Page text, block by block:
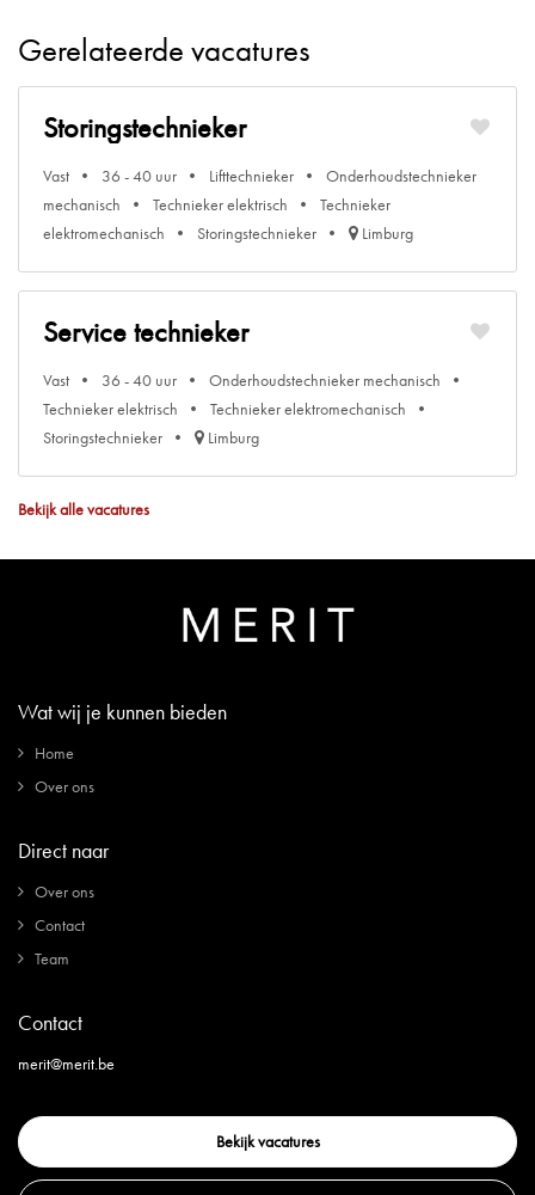
Gerelateerde vacatures
Storingstechnieker
Vast 36 - 40 uur Lifttechnieker
Onderhoudstechnieker
mechanisch
Technieker elektrisch
Technieker
elektromechanisch
Storingstechnieker Limburg
Service technieker
Vast 36 - 40 uur
Onderhoudstechnieker mechanisch
Technieker elektrisch
Technieker elektromechanisch
Storingstechnieker
Limburg
Bekijk alle vacatures
Wat wij je kunnen bieden
Home
Over ons
Direct naar
Over ons
Contact
Team
Contact
merit@merit.be
Bekijk vacatures